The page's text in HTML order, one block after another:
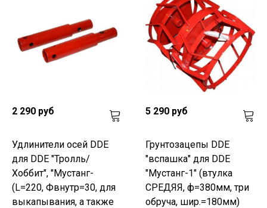
2 290 руб
Удлинители осей DDE
для DDE "Тролль/
Хоббит", "Мустанг-
(L=220, Фвнутр=30, для
выкапывания, а также
5 290 руб
Грунтозацепы DDE
"вспашка" для DDE
"Мустанг-1" (втулка
СРЕДЯЯ, ф=380мм, три
обруча, шир.=180мм)